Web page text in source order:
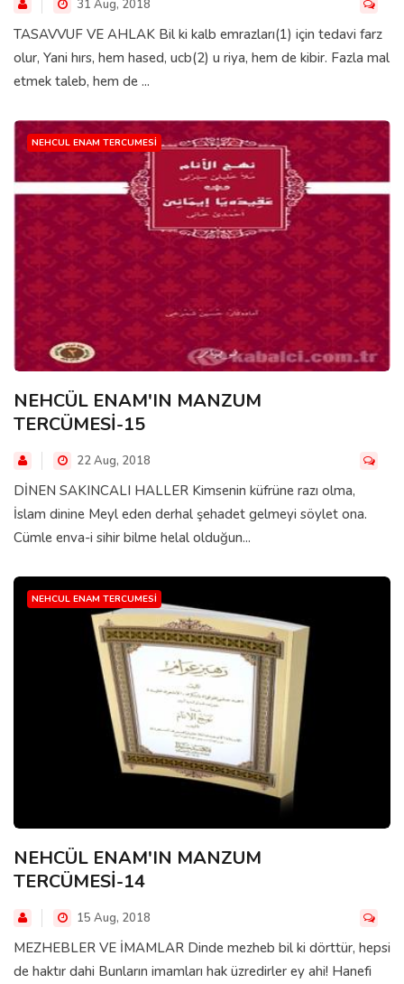
31 Aug, 2018
TASAVVUF VE AHLAK Bil ki kalb emrazları(1) için tedavi farz
olur, Yani hırs, hem hased, ucb(2) u riya, hem de kibir. Fazla mal
etmek taleb, hem de ...
NEHCUL ENAM TERCUMESI
NEHCÜL ENAM'IN MANZUM
TERCÜMESİ-15
22 Aug, 2018
DİNEN SAKINCALI HALLER Kimsenin küfrüne razı olma,
İslam dinine Meyl eden derhal şehadet gelmeyi söylet ona.
Cümle enva-i sihir bilme helal olduğun...
NEHCUL ENAM TERCUMESI
NEHCÜL ENAM'IN MANZUM
TERCÜMESİ-14
15 Aug, 2018
MEZHEBLER VE İMAMLAR Dinde mezheb bil ki dörttür, hepsi
de haktır dahi Bunların imamları hak üzredirler ey ahi! Hanefi